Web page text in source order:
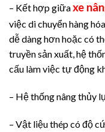
– Kết hợp giữaxe
việc di chuyển hàng
dễ dàng hơn hoặc có
truyền sản xuất, hệ
cấu làm việc tự động
– Hệ thống nâng thủy
– Vật liệu thép có độ